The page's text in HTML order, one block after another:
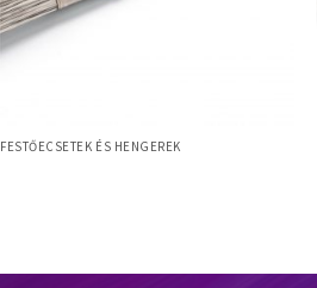
FESTŐECSETEK ÉS HENGEREK